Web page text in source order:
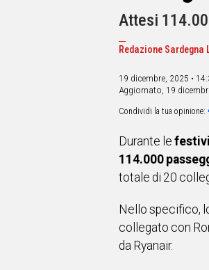
Vai
Attesi
Redazione Sardegna
19 dicembre, 2025 •
Aggiornato, 19
Durante le
114.000
totale di 20
Nello specifico,
collegato con
da Ryanair.